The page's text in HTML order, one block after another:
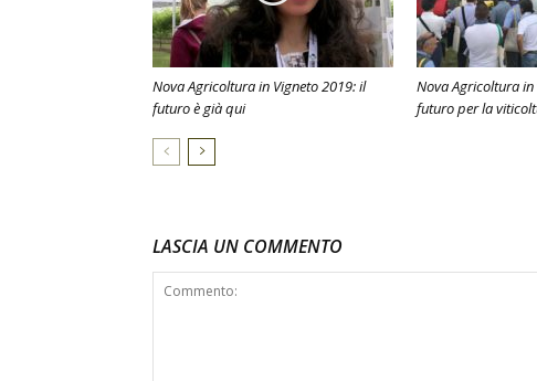
Nova Agricoltura in Vigneto 2019: il
futuro è già qui
Nova Agricoltura
futuro per la
LASCIA UN COMMENTO